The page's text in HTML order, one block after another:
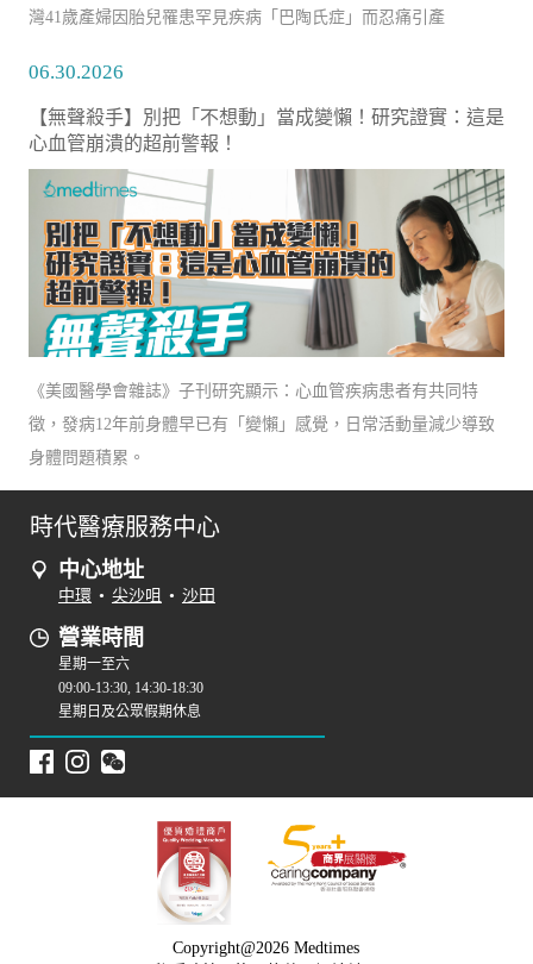
灣41歲產婦因胎兒罹患罕見疾病「巴陶氏症」而忍痛引產
06.30.2026
【無聲殺手】別把「不想動」當成變懶！研究證實：這是
心血管崩潰的超前警報！
《美國醫學會雜誌》子刊研究顯示：心血管疾病患者有共同特
徵，發病12年前身體早已有「變懶」感覺，日常活動量減少導致
身體問題積累。
時代醫療服務中心
中心地址
中環 • 尖沙咀 • 沙田
營業時間
星期一至六
09:00-13:30, 14:30-18:30
星期日及公眾假期休息
Copyright@2026 Medtimes